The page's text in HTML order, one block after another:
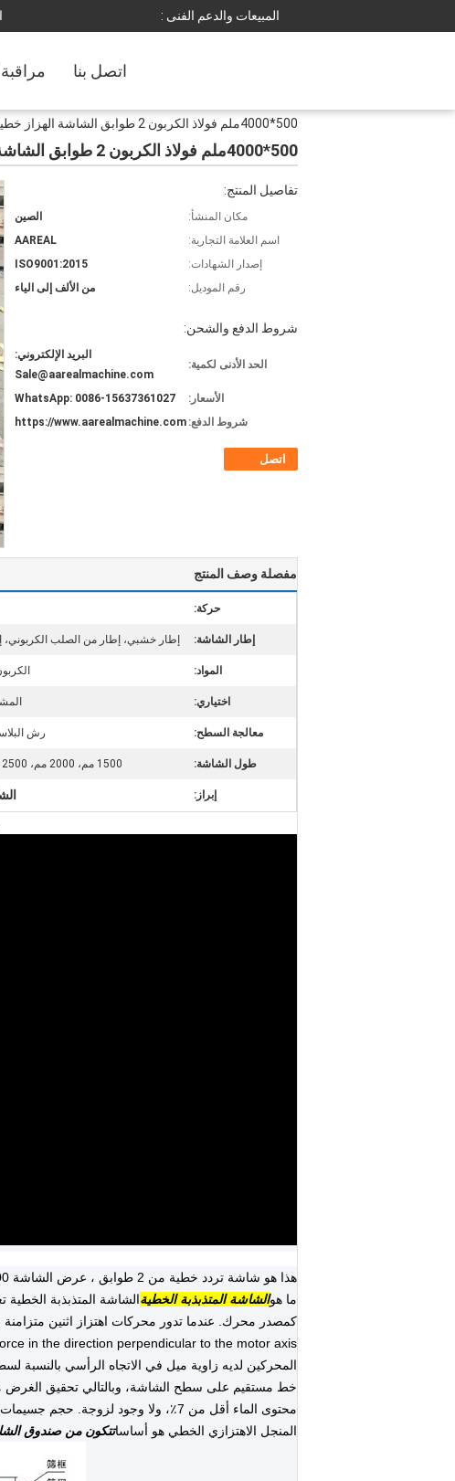
المبيعات والدعم الفنى :
اتصل بنا
500*4000ملم فولاذ الكربون 2 طوابق الشاشة الهزاز خطية
500*4000ملم فولاذ الكربون 2 طوابق الشاشة الهزاز خطية
تفاصيل المنتج:
مكان المنشأ:
الصين
اسم العلامة التجارية:
AAREAL
إصدار الشهادات:
ISO9001:2015
رقم الموديل:
من الألف إلى الياء
شروط الدفع والشحن:
الحد الأدنى لكمية:
البريد الإلكتروني:
Sale@aarealmachine.com
الأسعار:
WhatsApp: 0086-15637361027
شروط الدفع: https://www.aarealmachine.com
اتصل
مفصلة وصف المنتج
حركة:
إطار الشاشة: إطار خشبي، إطار من الصلب الكربوني،
المواد:
اختياري:
معالجة السطح: رش
طول الشاشة: 1500 مم، 2000 مم، 2500 مم، 3000 مم، 3500 مم، 4000 مم، 4500 مم إلخ.
إبراز:
هذا هو شاشة تردد خطية من 2 طوابق ، عرض الشاشة 500 مم ، طول الشاشة 4000 مم ، مصنوع من الفولاذ الكربوني (Q235). يمكن استخدامه لنقل المواد أثناء الفحص.
ما هوالشاشة المتذبذبة الخطيةالشاشة المتذبذبة
المحركين لديه زاوية ميل في الاتجاه الرأسي بالنسبة
محتوى الماء أقل من 7٪، ولا وجود لزوجة. حجم جسيمات الغذاء لا يزيد عن 10 ملم.
المنجل الاهتزازي الخطي هو أساساتتكون من صندوق